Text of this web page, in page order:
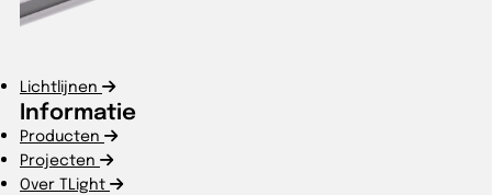
Lichtlijnen
Informatie
Producten
Projecten
Over TLight